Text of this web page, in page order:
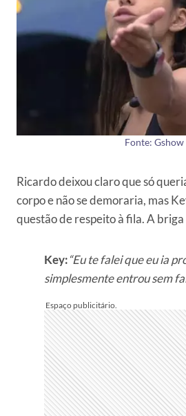
Fonte: Gshow
Ricardo deixou claro que só
corpo e não se demoraria, mas
questão de respeito à fila. A
Key:“Eu te falei que eu ia
simplesmente entrou sem